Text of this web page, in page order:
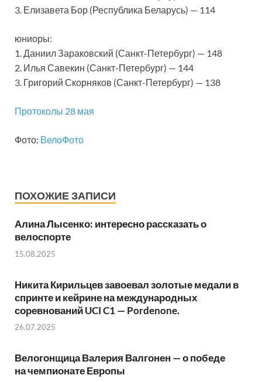
3. Елизавета Бор (Республика Беларусь) — 114
юниоры:
1. Даниил Зараковский (Санкт-Петербург) — 148
2. Илья Савекин (Санкт-Петербург) — 144
3. Григорий Скорняков (Санкт-Петербург) — 138
Протоколы 28 мая
Фото: ВелоФото
ПОХОЖИЕ ЗАПИСИ
Алина Лысенко: интересно рассказать о
велоспорте
15.08.2025
Никита Кирильцев завоевал золотые медали в
спринте и кейрине на международных
соревнований UCI C1 — Pordenone.
26.07.2025
Велогонщица Валерия Валгонен — о победе
на чемпионате Европы